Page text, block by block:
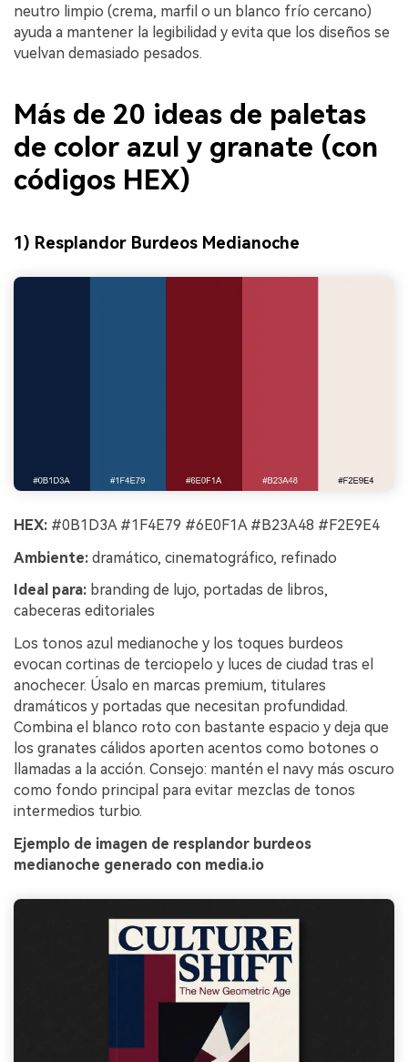
neutro limpio (crema, marfil o un blanco frío cercano)
ayuda a mantener la legibilidad y evita que los diseños se
vuelvan demasiado pesados.
Más de 20 ideas de paletas
de color azul y granate (con
códigos HEX)
1) Resplandor Burdeos Medianoche
HEX: #0B1D3A #1F4E79 #6E0F1A #B23A48 #F2E9E4
Ambiente: dramático, cinematográfico, refinado
Ideal para: branding de lujo, portadas de libros,
cabeceras editoriales
Los tonos azul medianoche y los toques burdeos
evocan cortinas de terciopelo y luces de ciudad tras el
anochecer. Úsalo en marcas premium, titulares
dramáticos y portadas que necesitan profundidad.
Combina el blanco roto con bastante espacio y deja que
los granates cálidos aporten acentos como botones o
llamadas a la acción. Consejo: mantén el navy más oscuro
como fondo principal para evitar mezclas de tonos
intermedios turbio.
Ejemplo de imagen de resplandor burdeos
medianoche generado con media.io